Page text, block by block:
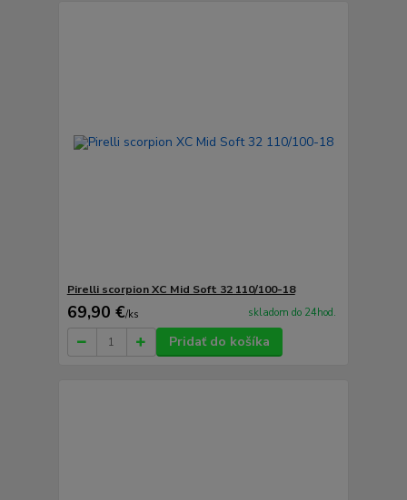
Pirelli scorpion XC Mid Soft 32 110/100-18
69,90 €/ks skladom do 24hod.
Pridať do košíka